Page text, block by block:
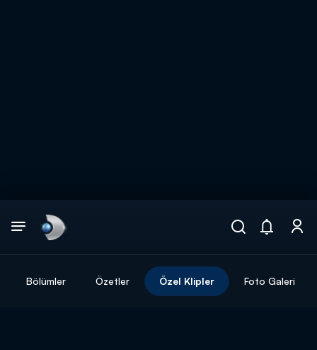
Bölümler Özetler Özel Klipler Foto Galeri